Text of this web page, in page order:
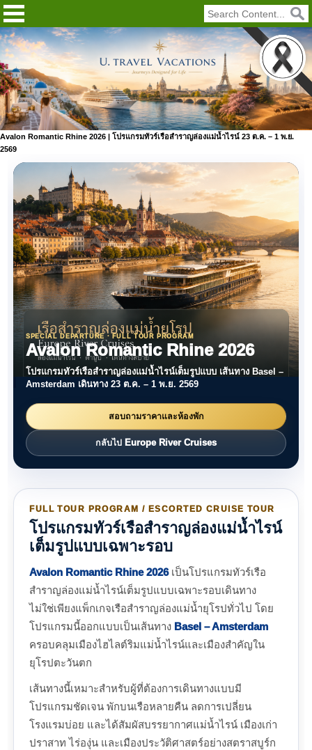
Avalon Romantic Rhine 2026 | โปรแกรมทัวร์เรือสำราญล่องแม่น้ำไรน์ 23 ต.ค. – 1 พ.ย.
2569
SPECIAL DEPARTURE · FULL TOUR PROGRAM
Avalon Romantic Rhine 2026
โปรแกรมทัวร์เรือสำราญล่องแม่น้ำไรน์เต็มรูปแบบ เส้นทาง Basel –
Amsterdam เดินทาง 23 ต.ค. – 1 พ.ย. 2569
สอบถามราคาและห้องพัก
กลับไป Europe River Cruises
FULL TOUR PROGRAM / ESCORTED CRUISE TOUR
โปรแกรมทัวร์เรือสำราญล่องแม่น้ำไรน์
เต็มรูปแบบเฉพาะรอบ
Avalon Romantic Rhine 2026เป็นโปรแกรมทัวร์เรือ
สำราญล่องแม่น้ำไรน์เต็มรูปแบบเฉพาะรอบเดินทาง
ไม่ใช่เพียงแพ็กเกจเรือสำราญล่องแม่น้ำยุโรปทั่วไป โดย
โปรแกรมนี้ออกแบบเป็นเส้นทาง Basel – Amsterdam
ครอบคลุมเมืองไฮไลต์ริมแม่น้ำไรน์และเมืองสำคัญใน
ยุโรปตะวันตก
เส้นทางนี้เหมาะสำหรับผู้ที่ต้องการเดินทางแบบมี
โปรแกรมชัดเจน พักบนเรือหลายคืน ลดการเปลี่ยน
โรงแรมบ่อย และได้สัมผัสบรรยากาศแม่น้ำไรน์ เมืองเก่า
ปราสาท ไร่องุ่น และเมืองประวัติศาสตร์อย่างสตราสบูร์ก